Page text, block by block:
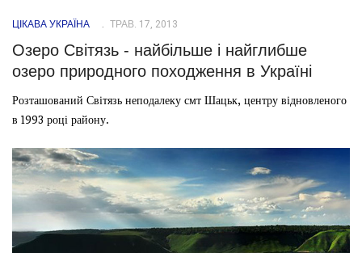
ЦІКАВА УКРАЇНА ТРАВ. 17, 2013
Озеро Світязь - найбільше і найглибше
озеро природного походження в Україні
Розташований Світязь неподалеку смт Шацьк, центру відновленого
в 1993 році району.